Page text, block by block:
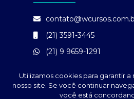
(21) 3591-3445
(21) 9 9659-1291
Sala 102
WCURSOS | CNPJ:
Utilizamos cookies para garantir
nosso site. Se você continuar
você está